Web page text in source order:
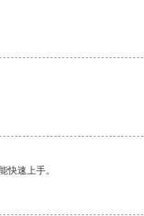
快速上手。